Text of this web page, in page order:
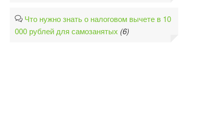
Что нужно знать о налоговом вычете в 10
000 рублей для самозанятых (6)